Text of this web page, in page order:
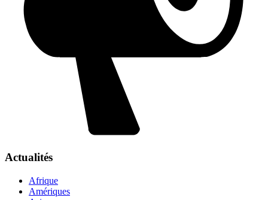
Actualités
Afrique
Amériques